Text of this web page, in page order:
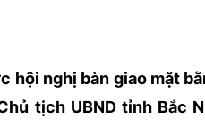
hội nghị bàn giao mặt
tịch UBND tỉnh Bắc